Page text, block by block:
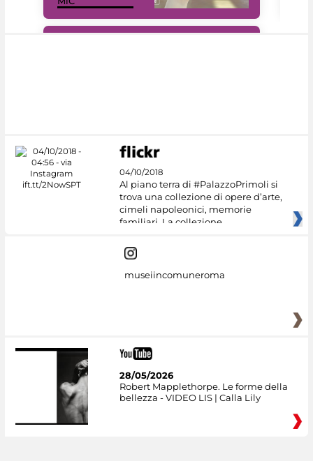
04/10/2018
Al piano terra di #PalazzoPrimoli si
trova una collezione di opere d’arte,
cimeli napoleonici, memorie
familiari. La collezione
museiincomuneroma
28/05/2026
Robert Mapplethorpe. Le forme della
bellezza - VIDEO LIS | Calla Lily